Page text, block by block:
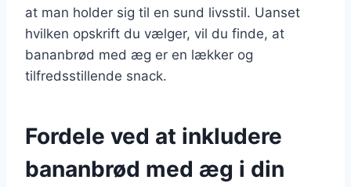
at man holder sig til en sund livsstil. Uanset
hvilken opskrift du vælger, vil du finde, at
bananbrød med æg er en lækker og
tilfredsstillende snack.
Fordele ved at inkludere
bananbrød med æg i din